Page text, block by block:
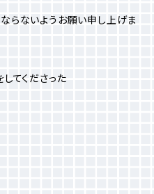
らないようお願い申し上げま
てくださった